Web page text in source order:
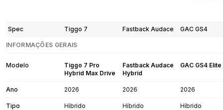
Spec Tiggo 7 Fastback Audace GAC GS4
INFORMAÇÕES GERAIS
Modelo
Tiggo 7 Pro
Hybrid Max Drive
Fastback Audace
Hybrid
GAC GS4
Ano 2026 2026 2026
Tipo Híbrido Híbrido Híbrido